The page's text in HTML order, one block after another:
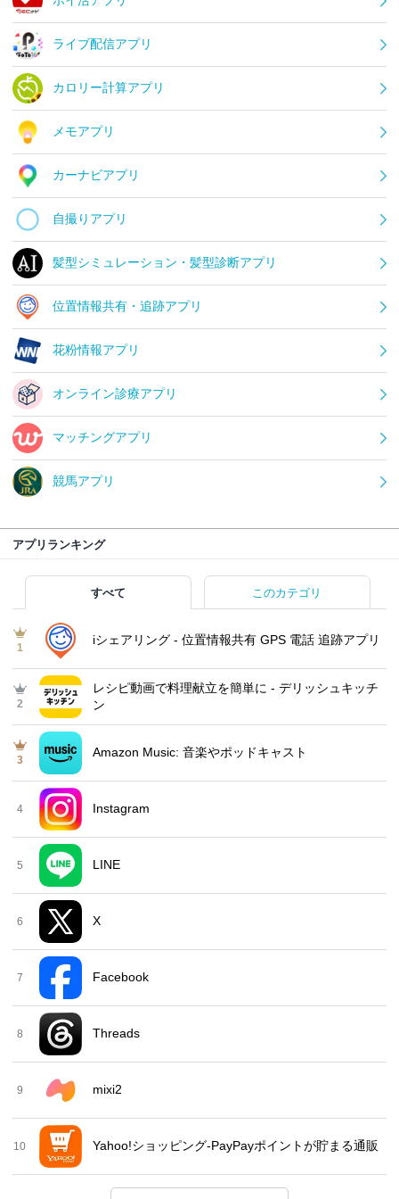
ライブ配信アプリ
カロリー計算アプリ
メモアプリ
カーナビアプリ
自撮りアプリ
髪型シミュレーション・髪型診断アプリ
位置情報共有・追跡アプリ
花粉情報アプリ
オンライン診療アプリ
マッチングアプリ
競馬アプリ
アプリランキング
すべて このカテゴリ
1
iシェアリング - 位置情報共有 GPS 電話 追跡アプリ
2
レシピ動画で料理献立を簡単‪に - デリッシュキッチ
ン
3
Amazon Music: 音楽やポッドキャスト
4 Instagram
5 LINE
6 X
7 Facebook
8 Threads
9 mixi2
10 Yahoo!ショッピング-PayPayポイントが貯まる通販